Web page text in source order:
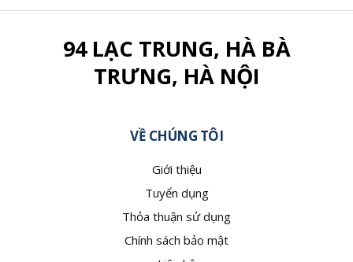
94 LẠC TRUNG, HÀ BÀ
TRƯNG, HÀ NỘI
VỀ CHÚNG TÔI
Giới thiệu
Tuyển dụng
Thỏa thuận sử dụng
Chính sách bảo mật